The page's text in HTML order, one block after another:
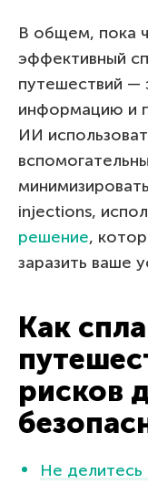
В общем, пока
эффективный
путешествий —
информацию и
ИИ
injections,
решение,
заразить ваше
Как
рисков
Не